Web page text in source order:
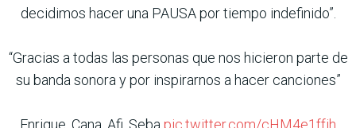
decidimos hacer una PAUSA por tiempo indefinido”.
“Gracias a todas las personas que nos hicieron parte de
su banda sonora y por inspirarnos a hacer canciones”
Enrique, Cana, Afi, Seba pic.twitter.com/cHM4e1ffjh